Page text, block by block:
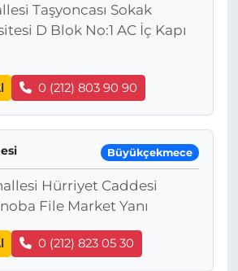
Taşyoncası Sokak
D Blok No:1 AC İç Kapı
0 (212) 803 90 90
Büyükçekmece
Hürriyet Caddesi
File Market Yanı
0 (212) 823 05 30